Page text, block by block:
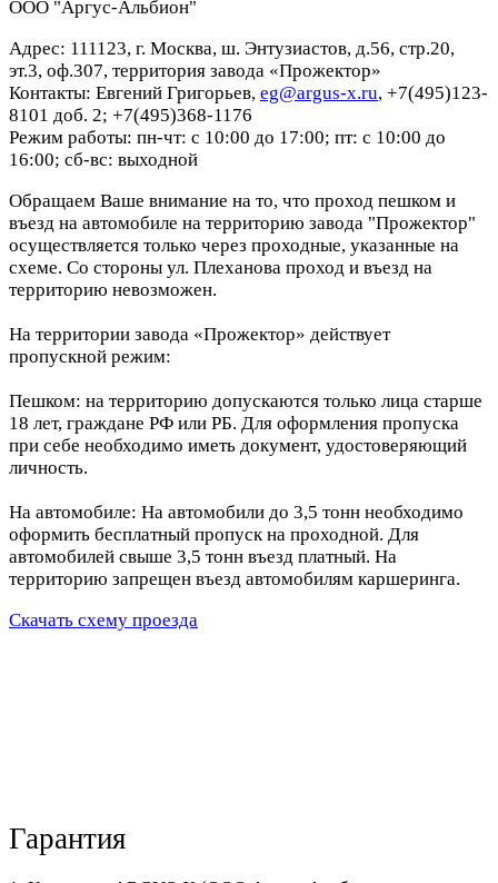
ООО "Аргус-Альбион"
Адрес: 111123, г. Москва, ш. Энтузиастов, д.56, стр.20,
эт.3, оф.307, территория завода «Прожектор»
Контакты: Евгений Григорьев, eg@argus-x.ru, +7(495)123-
8101 доб. 2; +7(495)368-1176
Режим работы: пн-чт: с 10:00 до 17:00; пт: с 10:00 до
16:00; сб-вс: выходной
Обращаем Ваше внимание на то, что проход пешком и
въезд на автомобиле на территорию завода "Прожектор"
осуществляется только через проходные, указанные на
схеме. Со стороны ул. Плеханова проход и въезд на
территорию невозможен.
На территории завода «Прожектор» действует
пропускной режим:
Пешком: на территорию допускаются только лица старше
18 лет, граждане РФ или РБ. Для оформления пропуска
при себе необходимо иметь документ, удостоверяющий
личность.
На автомобиле: На автомобили до 3,5 тонн необходимо
оформить бесплатный пропуск на проходной. Для
автомобилей свыше 3,5 тонн въезд платный. На
территорию запрещен въезд автомобилям каршеринга.
Скачать схему проезда
Гарантия